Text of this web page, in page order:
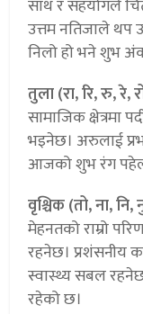
साथ र सहयोगले
उत्तम नतिजाले
निलो हो भने शुभ
तुला (रा, रि, रु, रे,
सामाजिक क्षेत्रमा
भइनेछ। अरुलाई
आजको शुभ रंग
वृश्चिक (तो, ना,
मेहनतको राम्रो
रहनेछ। प्रशंसनीय
स्वास्थ्य सबल
रहेको छ।